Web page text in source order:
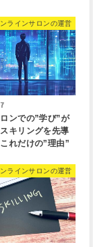
ラインサロンの運営
ンでの”学び”が
キリングを先導
れだけの”理由”
ラインサロンの運営